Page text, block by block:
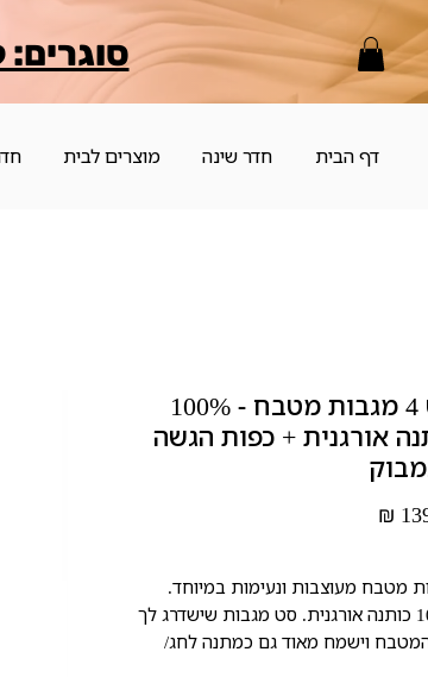
דף הבית חדר שינה מוצרים לבית
סט 4 מגבות מטבח - 100%
אורגנית + כפות הגשה
מטבח מעוצבות ונעימות במיוחד.
100% כותנה אורגנית. סט מגבות שישדרג לך
וישמח מאוד גם כמתנה לחג/